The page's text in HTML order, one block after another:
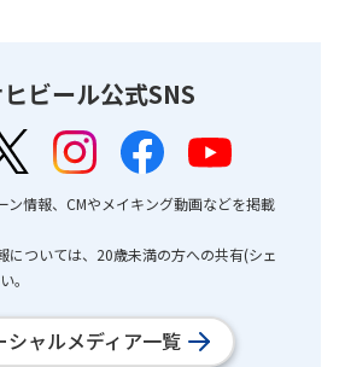
ビール公式SNS
ン情報、CMやメイキング動画などを掲載
ついては、20歳未満の方への共有(シェ
。
シャルメディア一覧